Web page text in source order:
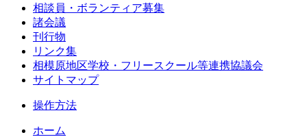
相談員・ボランティア募集
諸会議
刊行物
リンク集
相模原地区学校・フリースクール等連携協議会
サイトマップ
操作方法
ホーム